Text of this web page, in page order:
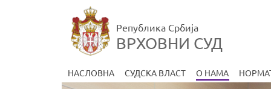
Република Србија
ВРХОВНИ СУД
НАСЛОВНА СУДСКА ВЛАСТ О НАМА